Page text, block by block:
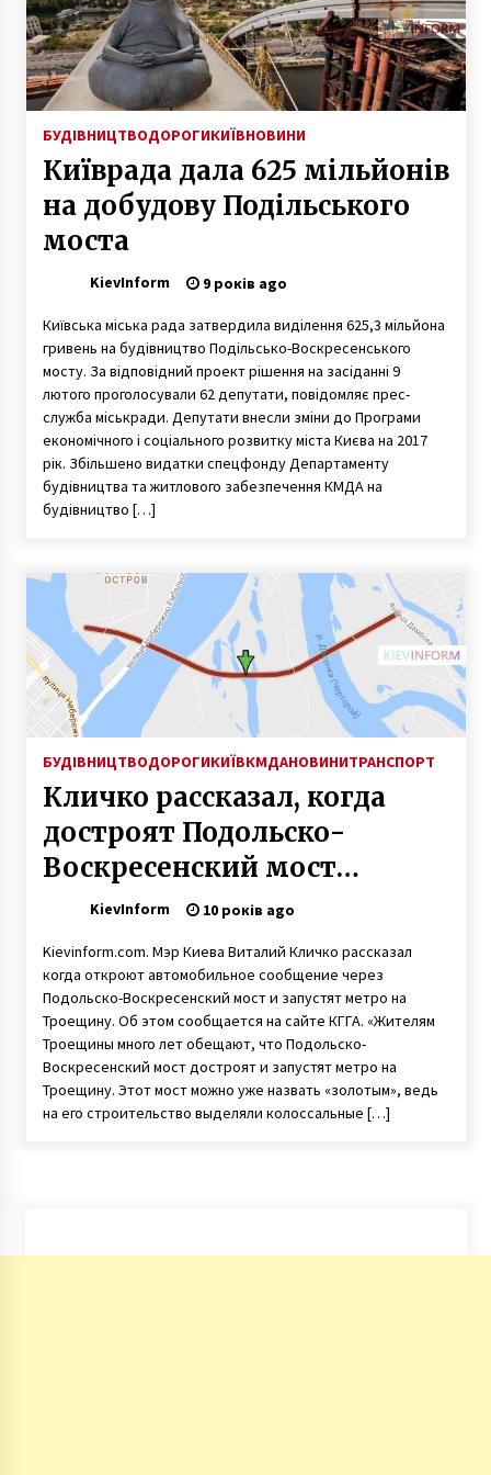
6 років ago
«Хто не чув, той побачить»: Кличко
презентував книжку власних цитат
6 років ago
Під Києвом дівчина підірвалася на гранаті
7 років ago
гумдопомогу і 113 українців
Поліцейські накрили два борделя в центрі
Києва
8 років ago
В Олександрівській лікарні вперше
імплантували механічне серце
БУДІВНИЦТВОДОРОГИКИЇВНОВИНИ
Київрада дала 625 мільйонів
на добудову Подільського
моста
KievInform 9 років ago
Київська міська рада затвердила виділення 625,3 мільйона
гривень на будівництво Подільсько-Воскресенського
мосту. За відповідний проект рішення на засіданні 9
лютого проголосували 62 депутати, повідомляє прес-
служба міськради. Депутати внесли зміни до Програми
економічного і соціального розвитку міста Києва на 2017
рік. Збільшено видатки спецфонду Департаменту
будівництва та житлового забезпечення КМДА на
будівництво […]
БУДІВНИЦТВОДОРОГИКИЇВКМДАНОВИНИТРАНСПОРТ
Кличко рассказал, когда
достроят Подольско-
Воскресенский мост
(ФОТО)
KievInform 10 років ago
Kievinform.com. Мэр Киева Виталий Кличко рассказал
когда откроют автомобильное сообщение через
Подольско-Воскресенский мост и запустят метро на
Троещину. Об этом сообщается на сайте КГГА. «Жителям
Троещины много лет обещают, что Подольско-
Воскресенский мост достроят и запустят метро на
Троещину. Этот мост можно уже назвать «золотым», ведь
на его строительство выделяли колоссальные […]